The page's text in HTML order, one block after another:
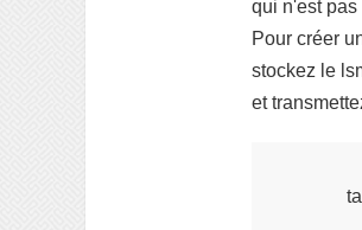
qui n'est
Pour créer
stockez le
et